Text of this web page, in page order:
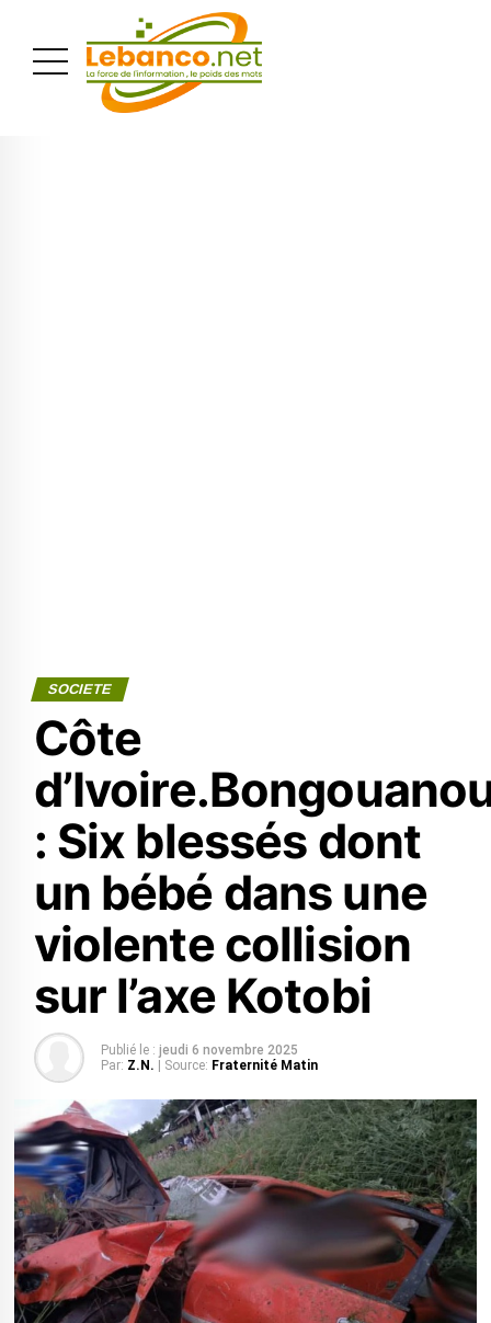
SOCIETE
Côte
: Six blessés dont
un bébé dans une
violente collision
sur l’axe Kotobi
Publié le : jeudi 6 novembre 2025
Par: Z.N. | Source: Fraternité Matin